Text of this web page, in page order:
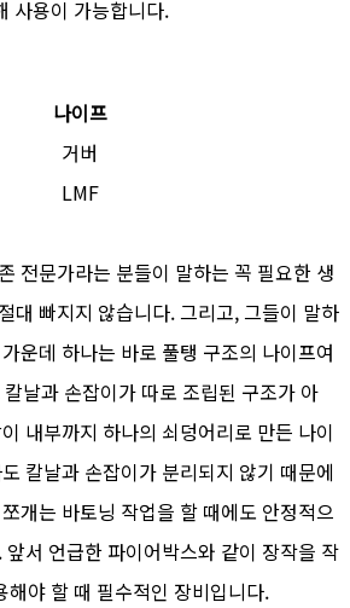
사용이 가능합니다.
나이프
거버
LMF
전문가라는 분들이 말하는 꼭 필요한 생
대 빠지지 않습니다. 그리고, 그들이 말하
운데 하나는 바로 풀탱 구조의 나이프여
날과 손잡이가 따로 조립된 구조가 아
내부까지 하나의 쇠덩어리로 만든 나이
칼날과 손잡이가 분리되지 않기 때문에
개는 바토닝 작업을 할 때에도 안정적으
서 언급한 파이어박스와 같이 장작을 작
해야 할 때 필수적인 장비입니다.